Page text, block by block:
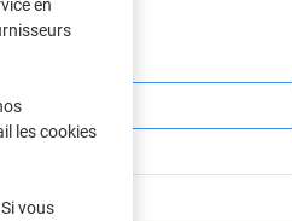
en
les cookies
vous